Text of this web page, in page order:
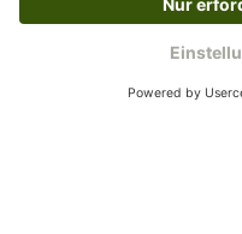
Barrierefreiheitserklärung